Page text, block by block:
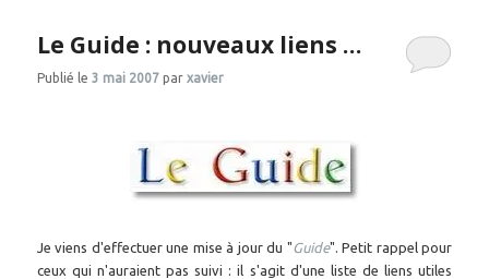
Le Guide : nouveaux liens …
Publié le3 mai 2007 parxavier
Je viens d'effectuer une mise à jour du "Guide". Petit rappel pour
ceux qui n'auraient pas suivi : il s'agit d'une liste de liens utiles